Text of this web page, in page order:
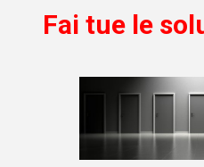
Fai tue le